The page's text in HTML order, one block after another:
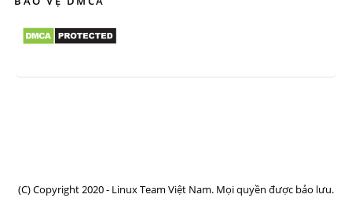
(C) Copyright 2020 - Linux Team Việt Nam. Mọi quyền được bảo lưu.